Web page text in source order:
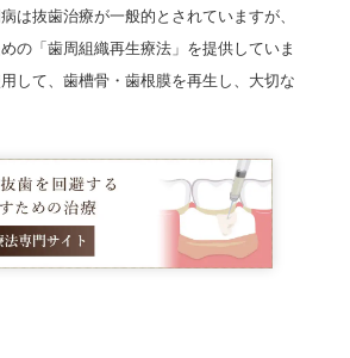
は抜歯治療が一般的とされていますが、
の「歯周組織再生療法」を提供していま
して、歯槽骨・歯根膜を再生し、大切な